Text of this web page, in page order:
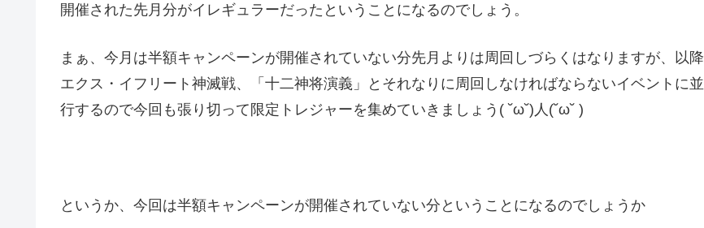
開催された先月分がイレギュラーだったということになるのでしょう。
まぁ、今月は半額キャンペーンが開催されていない分先月よりは周回しづらくはなりますが、以降
エクス・イフリート神滅戦、「十二神将演義」とそれなりに周回しなければならないイベントに並
行するので今回も張り切って限定トレジャーを集めていきましょう( ˘ω˘)人(˘ω˘ )
というか、今回は半額キャンペーンが開催されていない分ということになるのでしょうか